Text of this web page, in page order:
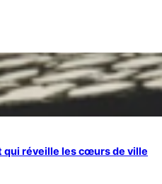
qui réveille les cœurs de ville